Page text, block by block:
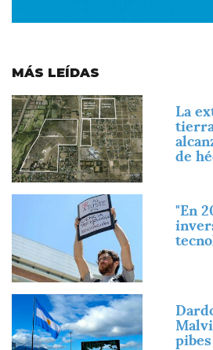
MÁS LEÍDAS
Imagen
La
de
"En
Imagen